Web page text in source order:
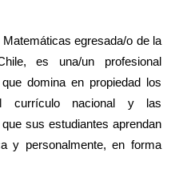
egresada/o de la
es una/un profesional
domina en propiedad los
currículo nacional y las
sus estudiantes aprendan
y personalmente, en forma